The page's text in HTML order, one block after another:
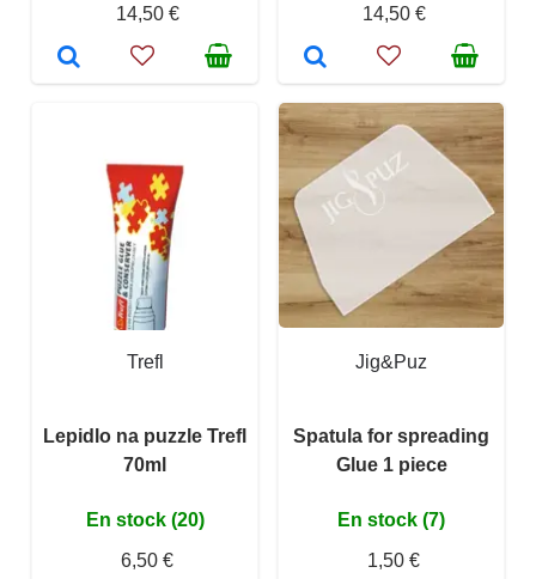
14,50 € 14,50 €
Trefl
Lepidlo na puzzle Trefl
70ml
En stock (20)
6,50 €
Jig&Puz
Spatula for spreading
Glue 1 piece
En stock (7)
1,50 €